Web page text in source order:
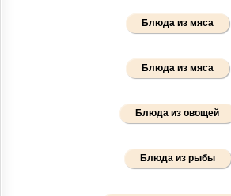
Блюда из мяса
Блюда из мяса
Блюда из овощей
Блюда из рыбы